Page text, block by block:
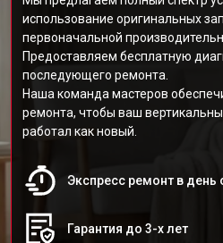
использование оригинальных
первоначальной
Предоставляем бесплатную
последующего ремонта.
Наша команда мастеров
ремонта, чтобы ваш
работал как новый.
Экспресс ремонт в день
Гарантия до 3-х лет